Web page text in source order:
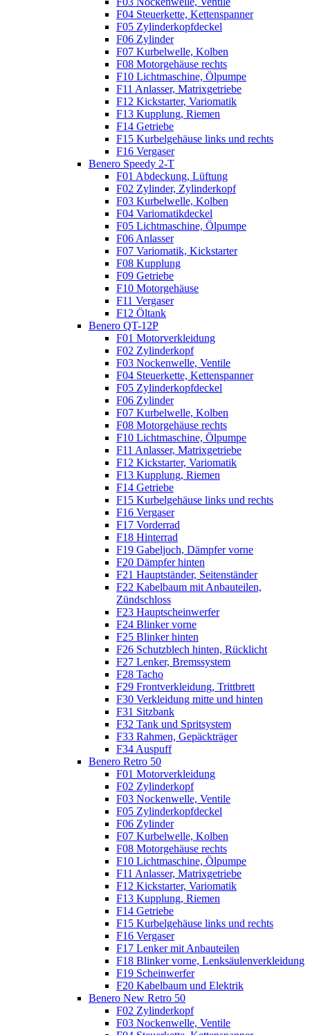
F04 Steuerkette, Kettenspanner
F05 Zylinderkopfdeckel
F06 Zylinder
F07 Kurbelwelle, Kolben
F08 Motorgehäuse rechts
F10 Lichtmaschine, Ölpumpe
F11 Anlasser, Matrixgetriebe
F12 Kickstarter, Variomatik
F13 Kupplung, Riemen
F14 Getriebe
F15 Kurbelgehäuse links und rechts
F16 Vergaser
Benero Speedy 2-T
F01 Abdeckung, Lüftung
F02 Zylinder, Zylinderkopf
F03 Kurbelwelle, Kolben
F04 Variomatikdeckel
F05 Lichtmaschine, Ölpumpe
F06 Anlasser
F07 Variomatik, Kickstarter
F08 Kupplung
F09 Getriebe
F10 Motorgehäuse
F11 Vergaser
F12 Öltank
Benero QT-12P
F01 Motorverkleidung
F02 Zylinderkopf
F03 Nockenwelle, Ventile
F04 Steuerkette, Kettenspanner
F05 Zylinderkopfdeckel
F06 Zylinder
F07 Kurbelwelle, Kolben
F08 Motorgehäuse rechts
F10 Lichtmaschine, Ölpumpe
F11 Anlasser, Matrixgetriebe
F12 Kickstarter, Variomatik
F13 Kupplung, Riemen
F14 Getriebe
F15 Kurbelgehäuse links und rechts
F16 Vergaser
F17 Vorderrad
F18 Hinterrad
F19 Gabeljoch, Dämpfer vorne
F20 Dämpfer hinten
F21 Hauptständer, Seitenständer
F22 Kabelbaum mit Anbauteilen,
Zündschloss
F23 Hauptscheinwerfer
F24 Blinker vorne
F25 Blinker hinten
F26 Schutzblech hinten, Rücklicht
F27 Lenker, Bremssystem
F28 Tacho
F29 Frontverkleidung, Trittbrett
F30 Verkleidung mitte und hinten
F31 Sitzbank
F32 Tank und Spritsystem
F33 Rahmen, Gepäckträger
F34 Auspuff
Benero Retro 50
F01 Motorverkleidung
F02 Zylinderkopf
F03 Nockenwelle, Ventile
F05 Zylinderkopfdeckel
F06 Zylinder
F07 Kurbelwelle, Kolben
F08 Motorgehäuse rechts
F10 Lichtmaschine, Ölpumpe
F11 Anlasser, Matrixgetriebe
F12 Kickstarter, Variomatik
F13 Kupplung, Riemen
F14 Getriebe
F15 Kurbelgehäuse links und rechts
F16 Vergaser
F17 Lenker mit Anbauteilen
F18 Blinker vorne, Lenksäulenverkleidung
F19 Scheinwerfer
F20 Kabelbaum und Elektrik
Benero New Retro 50
F02 Zylinderkopf
F03 Nockenwelle, Ventile